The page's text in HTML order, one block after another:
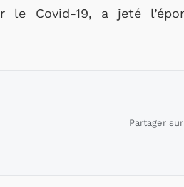
le Covid-19, a jeté
Partager